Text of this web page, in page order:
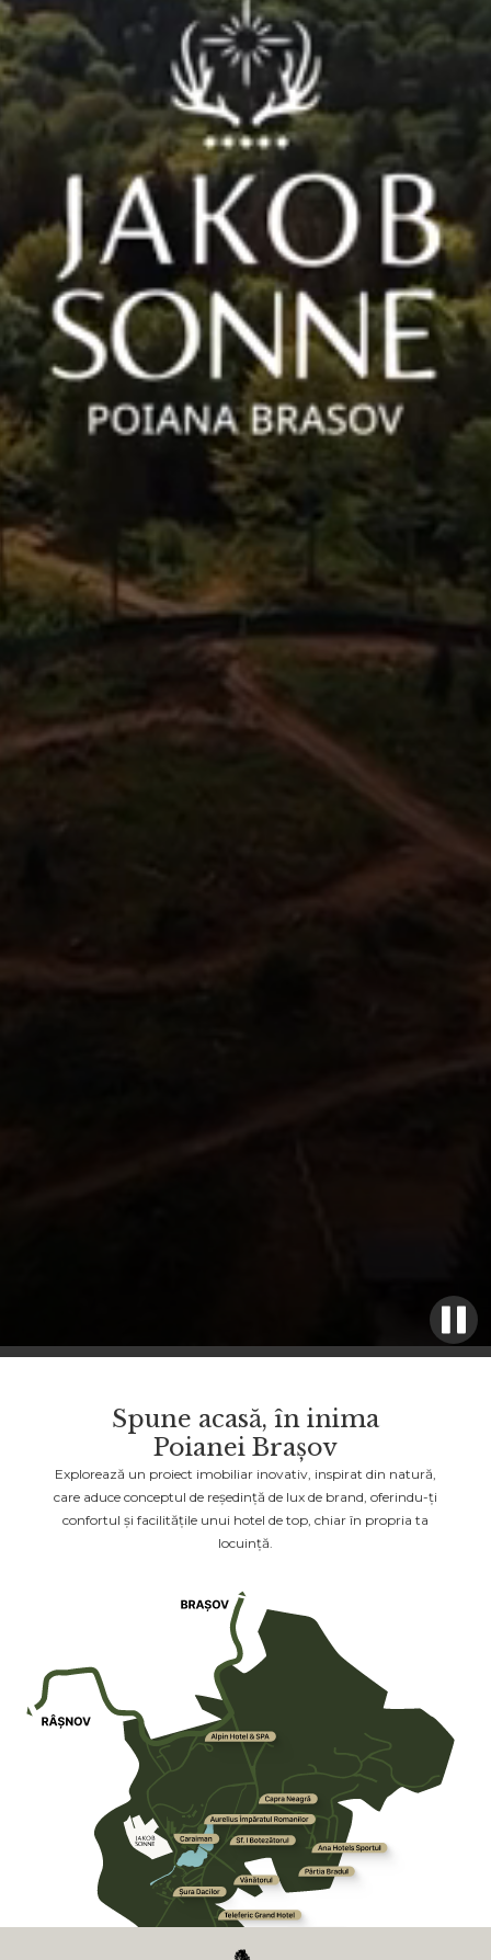
Spune acasă, în inima
Poianei Brașov
Explorează un proiect imobiliar inovativ, inspirat din natură,
care aduce conceptul de reședință de lux de brand, oferindu-ți
confortul și facilitățile unui hotel de top, chiar în propria ta
locuință.